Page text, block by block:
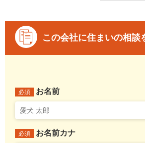
この会社に住まいの相談
必須 お名前
必須 お名前カナ